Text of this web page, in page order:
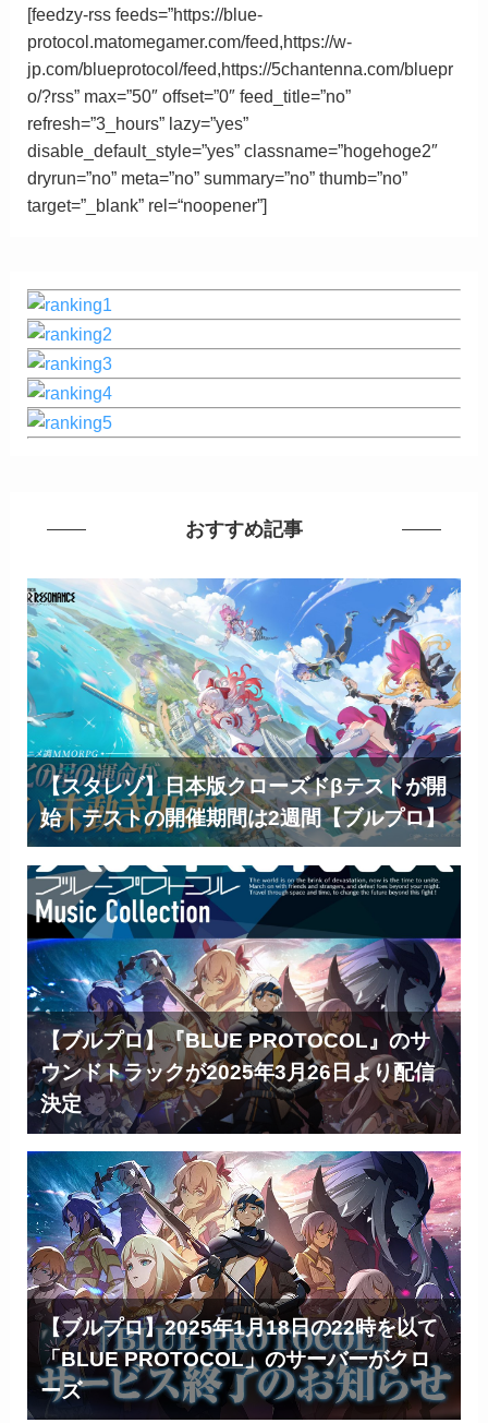
[feedzy-rss feeds=”https://blue-
protocol.matomegamer.com/feed,https://w-
jp.com/blueprotocol/feed,https://5chantenna.com/bluepr
o/?rss” max=”50″ offset=”0″ feed_title=”no”
refresh=”3_hours” lazy=”yes”
disable_default_style=”yes” classname=”hogehoge2″
dryrun=”no” meta=”no” summary=”no” thumb=”no”
target=”_blank” rel=“noopener”]
おすすめ記事
【スタレゾ】日本版クローズドβテストが開
始｜テストの開催期間は2週間【ブルプロ】
【ブルプロ】『BLUE PROTOCOL』のサ
ウンドトラックが2025年3月26日より配信
決定
【ブルプロ】2025年1月18日の22時を以て
「BLUE PROTOCOL」のサーバーがクロ
ーズ